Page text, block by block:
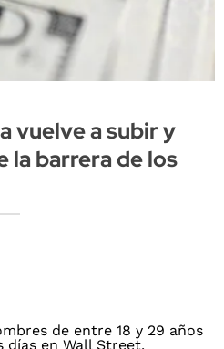
vuelve a subir y
la barrera de los